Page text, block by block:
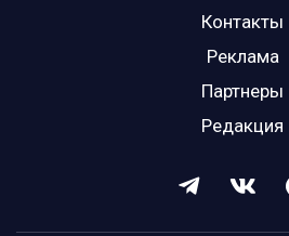
Контакты
Реклама
Партнеры
Редакция